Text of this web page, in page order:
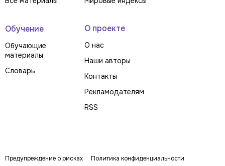
Обучение
Обучающие
материалы
Словарь
О проекте
О нас
Наши авторы
Контакты
Рекламодателям
RSS
Предупреждение о рисках
Политика конфиденциальности